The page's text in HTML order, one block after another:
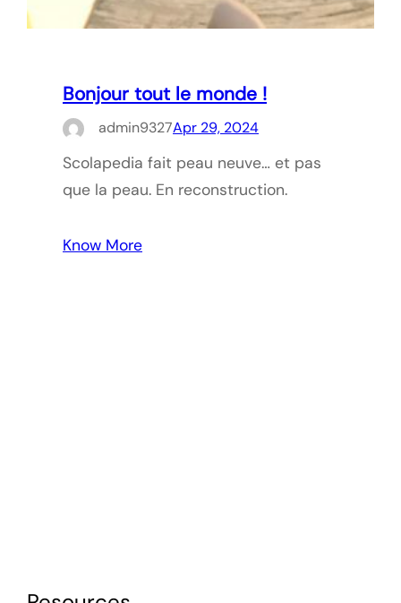
Bonjour tout le monde !
admin9327Apr 29, 2024
Scolapedia fait peau neuve… et pas
que la peau. En reconstruction.
Know More